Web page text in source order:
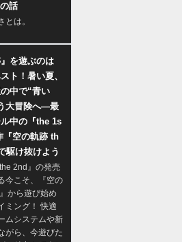
話
は。
』を遊ぶのは
ト！暑い夏、
中で“青い
大冒険へ―最
中の『the 1s
『空の軌跡 th
駆け抜けよう
the 2nd』の発売
今こそ、『空の
から遊び始め
ミング！ 快適
ムシステムや新
がら、今遊びた